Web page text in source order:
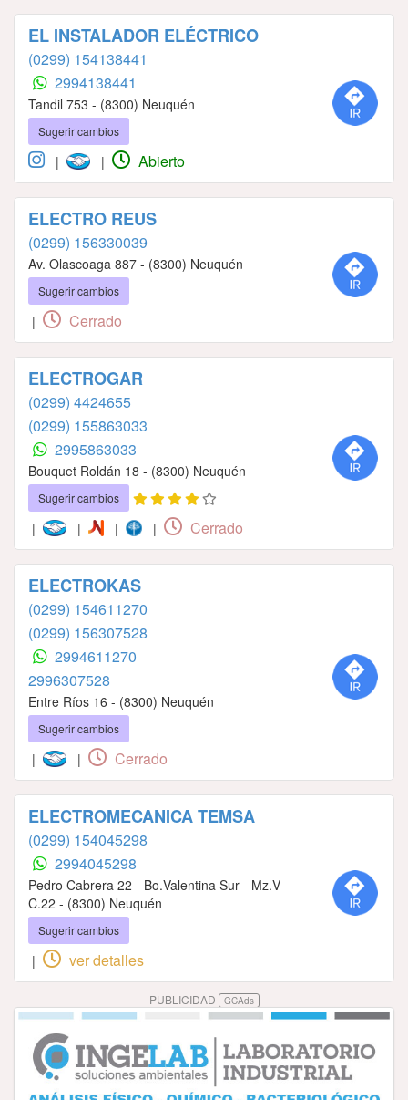
EL INSTALADOR ELÉCTRICO
(0299) 154138441
2994138441
Tandil 753 - (8300) Neuquén
Sugerir cambios
| | Abierto
ELECTRO REUS
(0299) 156330039
Av. Olascoaga 887 - (8300) Neuquén
Sugerir cambios
| Cerrado
ELECTROGAR
(0299) 4424655
(0299) 155863033
2995863033
Bouquet Roldán 18 - (8300) Neuquén
Sugerir cambios
| | | | Cerrado
ELECTROKAS
(0299) 154611270
(0299) 156307528
2994611270
2996307528
Entre Ríos 16 - (8300) Neuquén
Sugerir cambios
| | Cerrado
ELECTROMECANICA TEMSA
(0299) 154045298
2994045298
Pedro Cabrera 22 - Bo.Valentina Sur - Mz.V -
C.22 - (8300) Neuquén
Sugerir cambios
| ver detalles
PUBLICIDAD GCAds